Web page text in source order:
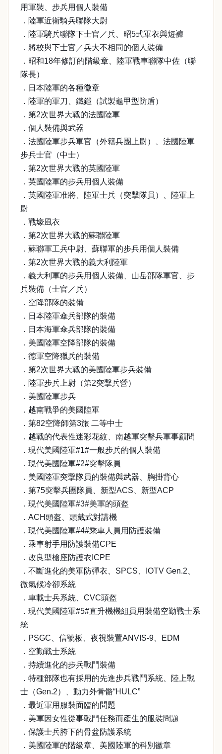
用軍裝、步兵用個人裝備
．陸軍近衛騎兵聯隊大尉
．陸軍騎兵聯隊下士官／兵、昭5式軍衣與短褲
．將校與下士官／兵大不相同的個人裝備
．昭和18年修訂的階級章、陸軍戰車聯隊中佐（聯
隊長）
．日本陸軍的各種徽章
．陸軍的軍刀、鐵鎧（試製龜甲型防盾）
．第2次世界大戰的法國陸軍
．個人裝備與武器
．法國陸軍步兵軍官（外籍兵團上尉）、法國陸軍
步兵士官（中士）
．第2次世界大戰的英國陸軍
．英國陸軍的步兵用個人裝備
．英國陸軍准將、陸軍士兵（突擊隊員）、陸軍上
尉
．戰壕風衣
．第2次世界大戰的蘇聯陸軍
．蘇聯軍工兵中尉、蘇聯軍的步兵用個人裝備
．第2次世界大戰的義大利陸軍
．義大利軍的步兵用個人裝備、山岳部隊軍官、步
兵裝備（士官／兵）
．空降部隊的裝備
．日本陸軍傘兵部隊的裝備
．日本海軍傘兵部隊的裝備
．美國陸軍空降部隊的裝備
．德軍空降獵兵的裝備
．第2次世界大戰的美國陸軍步兵裝備
．陸軍步兵上尉（第2突擊兵營）
．美國陸軍步兵
．越南戰爭的美國陸軍
．第82空降師第3旅 二等中士
．越戰的代表性迷彩花紋、南越軍突擊兵軍事顧問
．現代美國陸軍#1#一般步兵的個人裝備
．現代美國陸軍#2#突擊隊員
．美國陸軍突擊隊員的裝備與武器、胸掛背心
．第75突擊兵團隊員、新型ACS、新型ACP
．現代美國陸軍#3#美軍的頭盔
．ACH頭盔、頭戴式對講機
．現代美國陸軍#4#乘車人員用防護裝備
．乘車射手用防護裝備CPE
．改良型槍座防護衣ICPE
．不斷進化的美軍防彈衣、SPCS、IOTV Gen.2、
微氣候冷卻系統
．車載士兵系統、CVC頭盔
．現代美國陸軍#5#直升機機組員用裝備空勤戰士系
統
．PSGC、信號板、夜視裝置ANVIS-9、EDM
．空勤戰士系統
．持續進化的步兵戰鬥裝備
．特種部隊也有採用的先進步兵戰鬥系統、陸上戰
士（Gen.2）、動力外骨骼“HULC”
．最近軍用服裝面臨的問題
．美軍因女性從事戰鬥任務而產生的服裝問題
．保護士兵胯下的骨盆防護系統
．美國陸軍的階級章、美國陸軍的科別徽章